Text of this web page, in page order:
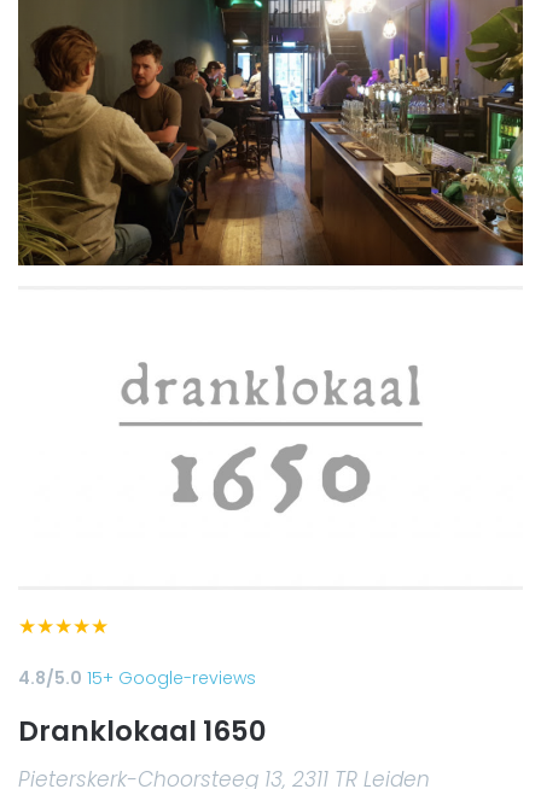
★★★★★
4.8/5.0 15+ Google-reviews
Dranklokaal 1650
Pieterskerk-Choorsteeg 13, 2311 TR Leiden